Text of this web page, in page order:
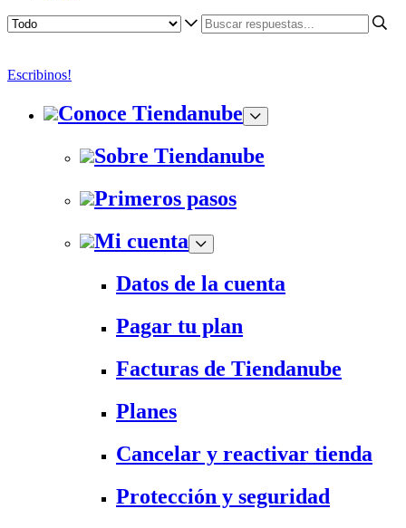
Escribinos!
Conoce Tiendanube
Sobre Tiendanube
Primeros pasos
Mi cuenta
Datos de la cuenta
Pagar tu plan
Facturas de Tiendanube
Planes
Cancelar y reactivar tienda
Protección y seguridad